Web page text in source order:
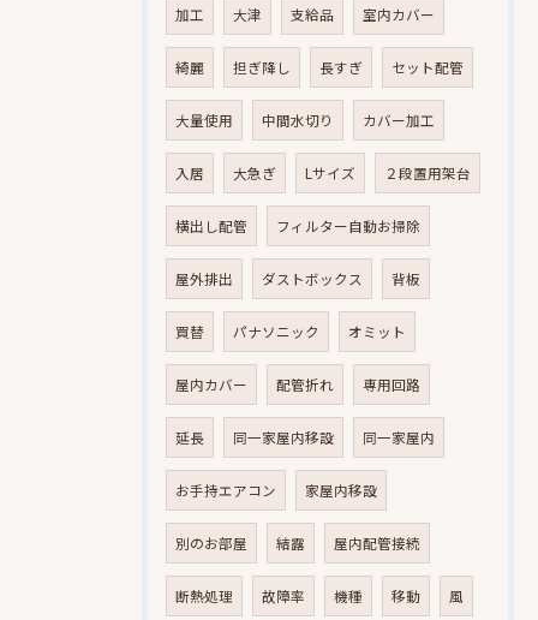
加工 大津 支給品 室内カバー
綺麗 担ぎ降し 長すぎ セット配管
大量使用 中間水切り カバー加工
入居 大急ぎ Lサイズ ２段置用架台
横出し配管 フィルター自動お掃除
屋外排出 ダストボックス 背板
買替 パナソニック オミット
屋内カバー 配管折れ 専用回路
延長 同一家屋内移設 同一家屋内
お手持エアコン 家屋内移設
別のお部屋 結露 屋内配管接続
断熱処理 故障率 機種 移動 風